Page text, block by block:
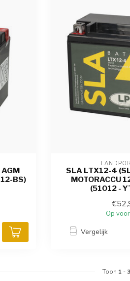
BS)
SLA LTX12-4
MOTORACCU
(51012 -
Op
Vergelijk
Toon 1 -3